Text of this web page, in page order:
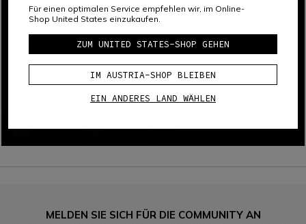
MELDEN SIE SICH FÜR DIE COMMUNITY AN
Für einen optimalen Service empfehlen wir, im Online-
Shop United States einzukaufen.
ZUM UNITED STATES-SHOP GEHEN
IM AUSTRIA-SHOP BLEIBEN
EIN ANDERES LAND WÄHLEN